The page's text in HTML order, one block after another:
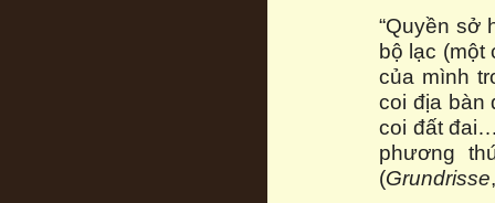
“Quyền sở
bộ lạc (một
của mình
coi địa bàn
coi đất
phương
(Grundrisse